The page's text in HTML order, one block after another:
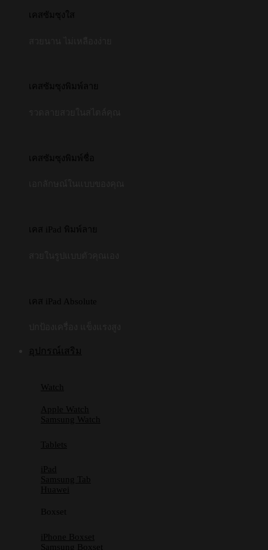
เคสซัมซุงใส
เคสซัมซุงพิมพ์ลาย
เคสซัมซุงพิมพ์ชื่อ
เคส iPad พิมพ์ลาย
เคส iPad Absolute
อุปกรณ์เสริม
Watch
Apple Watch
Samsung Watch
Tablets
iPad
Samsung Tab
Huawei
Boxset
iPhone Boxset
Samsung Boxset